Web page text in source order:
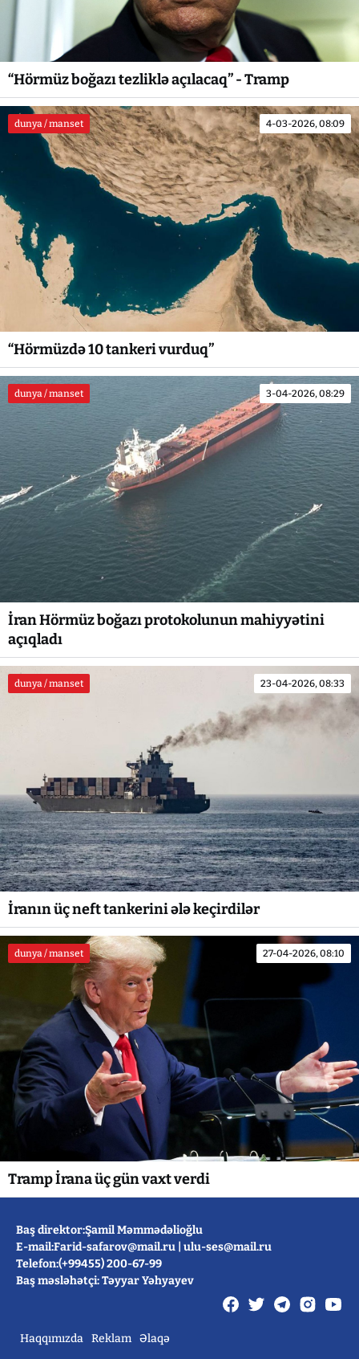
“Hörmüz boğazı tezliklə açılacaq” - Tramp
dunya / manset 4-03-2026, 08:09
“Hörmüzdə 10 tankeri vurduq”
dunya / manset 3-04-2026, 08:29
İran Hörmüz boğazı protokolunun mahiyyətini
açıqladı
dunya / manset 23-04-2026, 08:33
İranın üç neft tankerini ələ keçirdilər
dunya / manset 27-04-2026, 08:10
Tramp İrana üç gün vaxt verdi
Baş direktor:Şamil Məmmədəlioğlu
E-mail:Farid-safarov@mail.ru ulu-ses@mail.ru
Telefon:(+99455) 200-67-99
Baş məsləhətçi: Təyyar Yəhyayev
Haqqımızda Reklam Əlaqə